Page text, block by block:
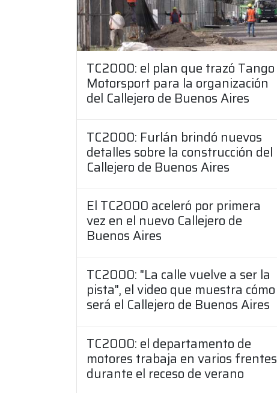
TC2000: el plan que trazó Tango
Motorsport para la organización
del Callejero de Buenos Aires
TC2000: Furlán brindó nuevos
detalles sobre la construcción del
Callejero de Buenos Aires
El TC2000 aceleró por primera
vez en el nuevo Callejero de
Buenos Aires
TC2000: "La calle vuelve a ser la
pista", el video que muestra cómo
será el Callejero de Buenos Aires
TC2000: el departamento de
motores trabaja en varios frentes
durante el receso de verano